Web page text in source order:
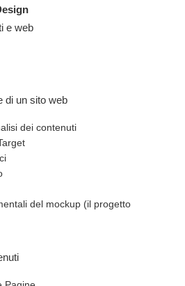
e web
di un sito web
dei contenuti
del mockup (il progetto